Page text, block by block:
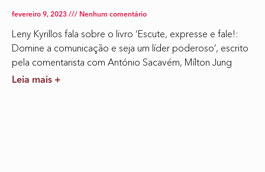
fevereiro 9, 2023 Nenhum comentário
Leny Kyrillos fala sobre o livro ‘Escute, expresse e fale!:
Domine a comunicação e seja um líder poderoso’, escrito
pela comentarista com António Sacavém, Mílton Jung
Leia mais +